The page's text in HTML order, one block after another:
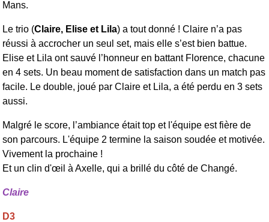
Mans.
Le trio (Claire, Elise et Lila) a tout donné ! Claire n’a pas
réussi à accrocher un seul set, mais elle s’est bien battue.
Elise et Lila ont sauvé l’honneur en battant Florence, chacune
en 4 sets. Un beau moment de satisfaction dans un match pas
facile. Le double, joué par Claire et Lila, a été perdu en 3 sets
aussi.
Malgré le score, l’ambiance était top et l'équipe est fière de
son parcours. L'équipe 2 termine la saison soudée et motivée.
Vivement la prochaine !
Et un clin d'œil à Axelle, qui a brillé du côté de Changé.
Claire
D3